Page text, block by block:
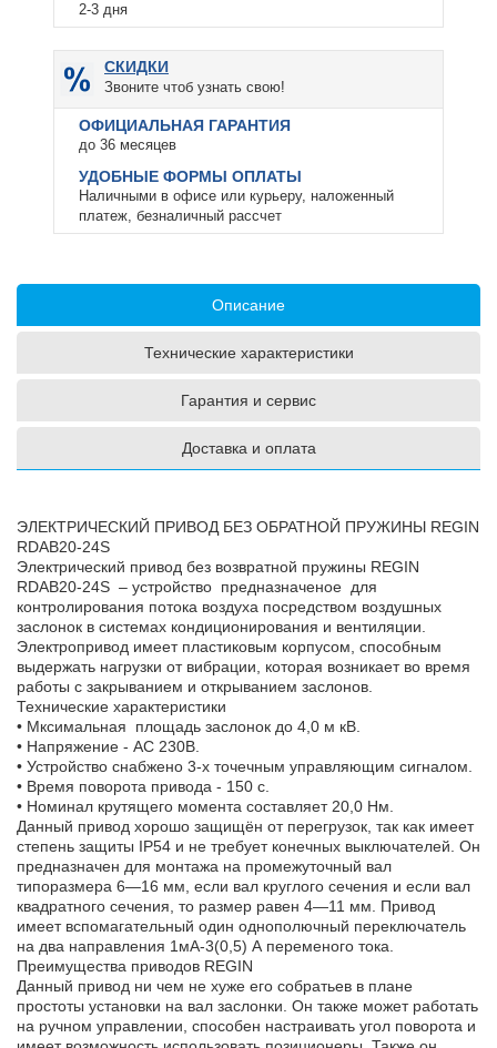
2-3 дня
СКИДКИ
Звоните чтоб узнать свою!
ОФИЦИАЛЬНАЯ ГАРАНТИЯ
до 36 месяцев
УДОБНЫЕ ФОРМЫ ОПЛАТЫ
Наличными в офисе или курьеру, наложенный
платеж, безналичный рассчет
Описание
Технические характеристики
Гарантия и сервис
Доставка и оплата
ЭЛЕКТРИЧЕСКИЙ ПРИВОД БЕЗ ОБРАТНОЙ ПРУЖИНЫ REGIN
RDAB20-24S
Электрический привод без возвратной пружины REGIN
RDAB20-24S – устройство предназначеное для
контролирования потока воздуха посредством воздушных
заслонок в системах кондиционирования и вентиляции.
Электропривод имеет пластиковым корпусом, способным
выдержать нагрузки от вибрации, которая возникает во время
работы с закрыванием и открыванием заслонов.
Технические характеристики
• Мксимальная площадь заслонок до 4,0 м кВ.
• Напряжение - АС 230В.
• Устройство снабжено 3-х точечным управляющим сигналом.
• Время поворота привода - 150 с.
• Номинал крутящего момента составляет 20,0 Нм.
Данный привод хорошо защищён от перегрузок, так как имеет
степень защиты IP54 и не требует конечных выключателей. Он
предназначен для монтажа на промежуточный вал
типоразмера 6—16 мм, если вал круглого сечения и если вал
квадратного сечения, то размер равен 4—11 мм. Привод
имеет вспомагательный один однополючный переключатель
на два направления 1мА-3(0,5) А переменого тока.
Преимущества приводов REGIN
Данный привод ни чем не хуже его собратьев в плане
простоты установки на вал заслонки. Он также может работать
на ручном управлении, способен настраивать угол поворота и